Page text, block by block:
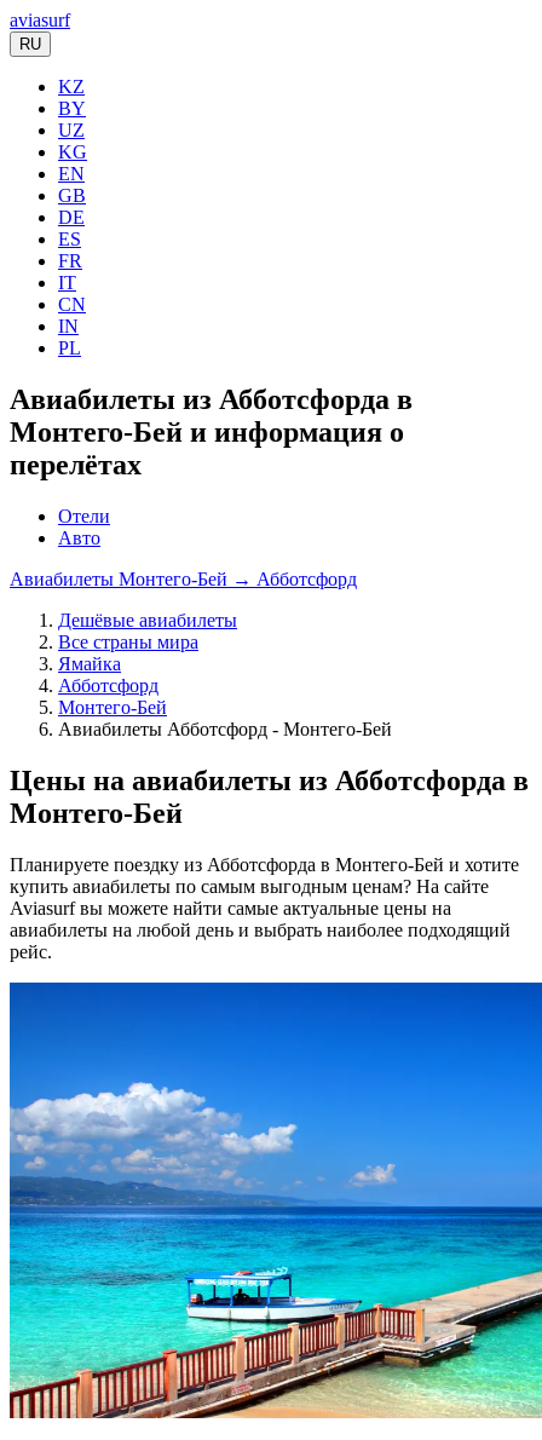
aviasurf
RU
KZ
BY
UZ
KG
EN
GB
DE
ES
FR
IT
CN
IN
PL
Авиабилеты из Абботсфорда в
Монтего-Бей и информация о
перелётах
Отели
Авто
Авиабилеты Монтего-Бей → Абботсфорд
Дешёвые авиабилеты
Все страны мира
Ямайка
Абботсфорд
Монтего-Бей
Авиабилеты Абботсфорд - Монтего-Бей
Цены на авиабилеты из Абботсфорда в
Монтего-Бей
Планируете поездку из Абботсфорда в Монтего-Бей и хотите
купить авиабилеты по самым выгодным ценам? На сайте
Aviasurf вы можете найти самые актуальные цены на
авиабилеты на любой день и выбрать наиболее подходящий
рейс.